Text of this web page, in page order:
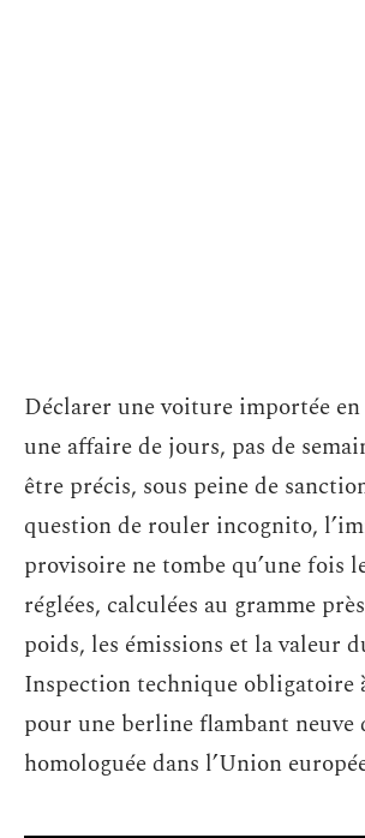
Déclarer une voiture importée en
une affaire de jours, pas de
être précis, sous peine de
question de rouler incognito,
provisoire ne tombe qu’une fois
réglées, calculées au gramme
poids, les émissions et la valeur
Inspection technique obligatoire
pour une berline flambant neuve
homologuée dans l’Union